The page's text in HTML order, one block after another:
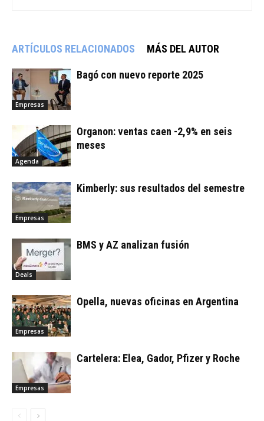
ARTÍCULOS RELACIONADOS MÁS DEL AUTOR
Empresas
Bagó con nuevo reporte 2025
Agenda
Organon: ventas caen -2,9% en seis
meses
Empresas
Kimberly: sus resultados del semestre
Deals
BMS y AZ analizan fusión
Empresas
Opella, nuevas oficinas en Argentina
Empresas
Cartelera: Elea, Gador, Pfizer y Roche